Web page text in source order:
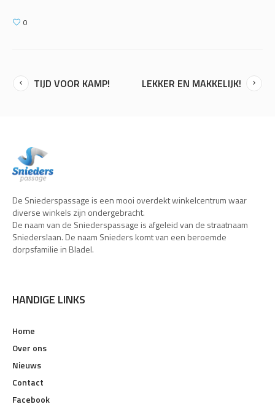
0
TIJD VOOR KAMP! LEKKER EN MAKKELIJK!
De Sniederspassage is een mooi overdekt winkelcentrum waar
diverse winkels zijn ondergebracht.
De naam van de Sniederspassage is afgeleid van de straatnaam
Sniederslaan. De naam Snieders komt van een beroemde
dorpsfamilie in Bladel.
HANDIGE LINKS
Home
Over ons
Nieuws
Contact
Facebook